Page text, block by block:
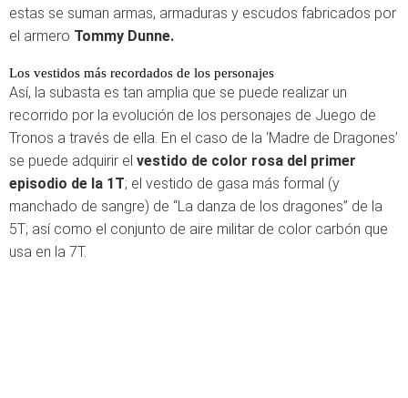
estas se suman armas, armaduras y escudos fabricados por
el armero Tommy Dunne.
Los vestidos más recordados de los personajes
Así, la subasta es tan amplia que se puede realizar un
recorrido por la evolución de los personajes de Juego de
Tronos a través de ella. En el caso de la ‘Madre de Dragones’
se puede adquirir el vestido de color rosa del primer
episodio de la 1T; el vestido de gasa más formal (y
manchado de sangre) de “La danza de los dragones” de la
5T; así como el conjunto de aire militar de color carbón que
usa en la 7T.